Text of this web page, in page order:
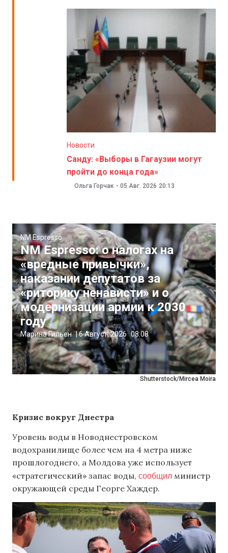
Новости
Санду: «Выборы в Гагаузии могут
пройти до конца года»
Ольга Горчак - 05 Авг. 2026 20:13
Shutterstock/Mircea Moira
NM Espresso
NM Espresso: о налогах на
«вредные привычки»,
наказании депутатов за
«риторику ненависти» и о
модернизации армии к 2030
году
Марина Гильен |6 Август, 2026 08:08
Кризис вокруг Днестра
Уровень воды в Новоднестровском
водохранилище более чем на 4 метра ниже
прошлогоднего, а Молдова уже использует
«стратегический» запас воды, сообщил министр
окружающей среды Георге Хаждер.